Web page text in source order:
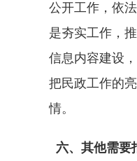
公开工作，依
是夯实工作，
信息内容建设
把民政工作的
情。
六、其他需要